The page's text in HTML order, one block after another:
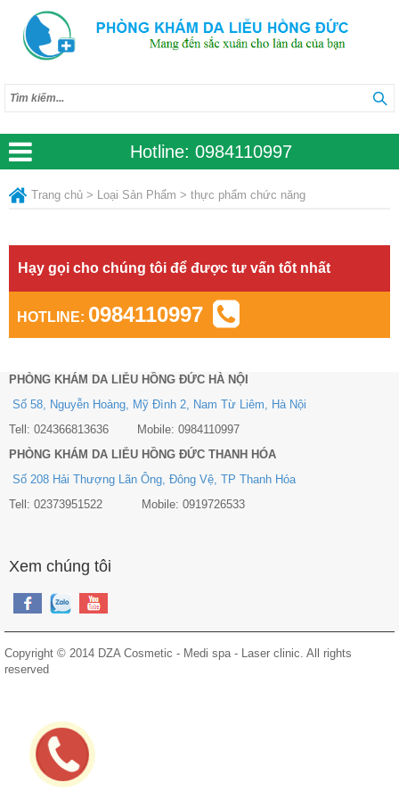
Hotline: 0984110997
Trang chủ > Loại Sản Phẩm > thực phẩm chức năng
Hạy gọi cho chúng tôi để được tư vấn tốt nhất
HOTLINE: 0984110997
PHÒNG KHÁM DA LIỄU HỒNG ĐỨC HÀ NỘI
Số 58, Nguyễn Hoàng, Mỹ Đình 2, Nam Từ Liêm, Hà Nội
Tell: 024366813636 Mobile: 0984110997
PHÒNG KHÁM DA LIỄU HỒNG ĐỨC THANH HÓA
Số 208 Hải Thượng Lãn Ông, Đông Vệ, TP Thanh Hóa
Tell: 02373951522 Mobile: 0919726533
Xem chúng tôi
Copyright © 2014 DZA Cosmetic - Medi spa - Laser clinic. All rights
reserved